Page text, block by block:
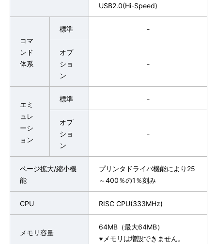
USB2.0(Hi-Speed)
コマ
ンド
体系
標準 -
オプ
ショ
ン
-
エミ
ュレ
ーシ
ョン
標準 -
オプ
ショ
ン
-
ページ拡大/縮小機
能
プリンタドライバ機能により25
～400％の1％刻み
CPU RISC CPU(333MHz)
メモリ容量
64MB（最大64MB）
※メモリは増設できません。